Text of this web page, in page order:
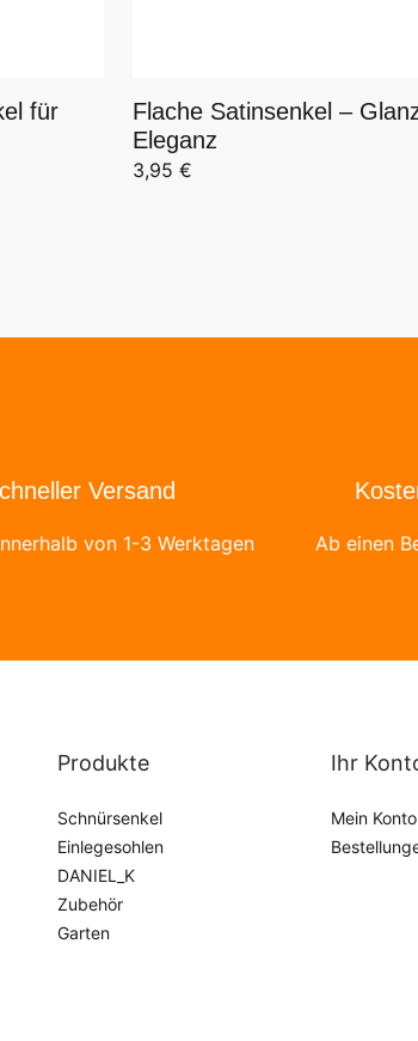
für
Flache Satinsenkel –
Eleganz
3,95 €
Versand
von 1-3 Werktagen Ab einen
Produkte
Schnürsenkel
Einlegesohlen
DANIEL_K
Zubehör
Garten
Ihr
Mein Konto